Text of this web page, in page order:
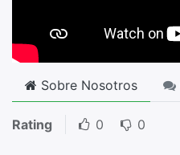
Sobre Nosotros
Rating 0 0